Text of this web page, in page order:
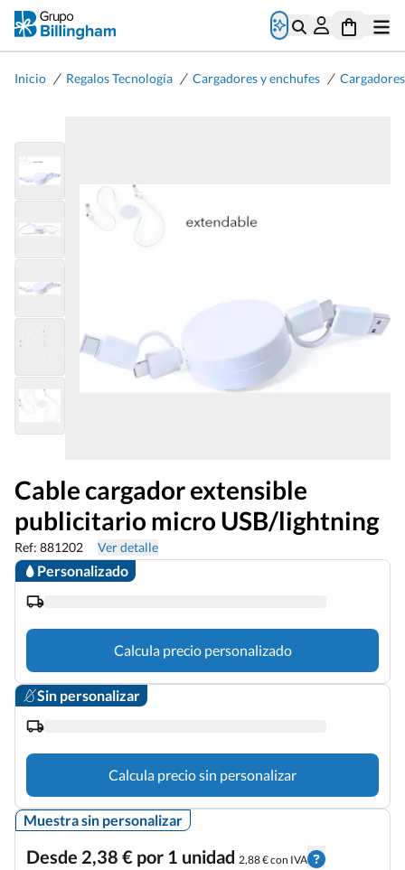
Inicio / Regalos Tecnología / Cargadores y enchufes /
Cable cargador extensible
publicitario micro USB/lightning
Ref: 881202 Ver detalle
Personalizado
Calcula precio personalizado
Sin personalizar
Calcula precio sin personalizar
Muestra sin personalizar
Desde 2,38 € por 1 unidad 2,88 € con IVA